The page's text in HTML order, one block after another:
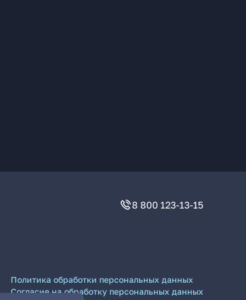
8 800 123-13-15
Политика обработки персональных данных
Согласие на обработку персональных данных